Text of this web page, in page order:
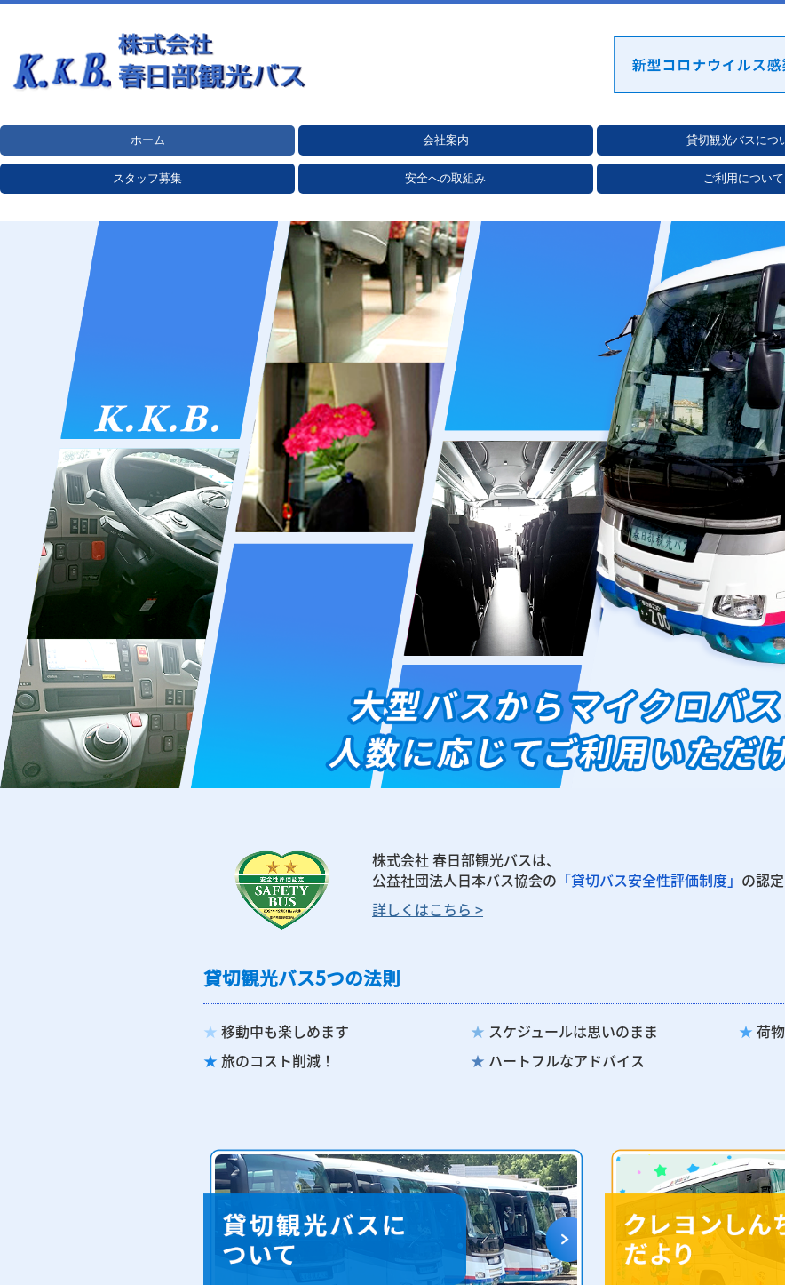
ホーム 会社案内
新型コロナウイルス感染症対策
貸切観光バスにつ
スタッフ募集 安全への取組み ご利用について
株式会社 春日部観光バスは、
公益社団法人日本バス協会の 「貸切バス安全性評価制度」 の認
詳しくはこちら >
貸切観光バス5つの法則
★ 移動中も楽しめます
★ 旅のコスト削減！
★ スケジュールは思いのまま
★ ハートフルなアドバイス
★ 荷